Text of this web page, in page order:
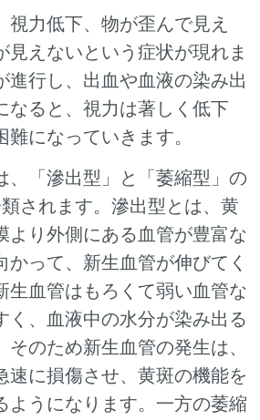
視力低下、物が歪んで見え
見えないという症状が現れま
進行し、出血や血液の染み出
なると、視力は著しく低下
難になっていきます。
、「滲出型」と「萎縮型」の
されます。滲出型とは、黄
より外側にある血管が豊富な
かって、新生血管が伸びてく
生血管はもろくて弱い血管な
く、血液中の水分が染み出る
そのため新生血管の発生は、
速に損傷させ、黄斑の機能を
ようになります。一方の萎縮